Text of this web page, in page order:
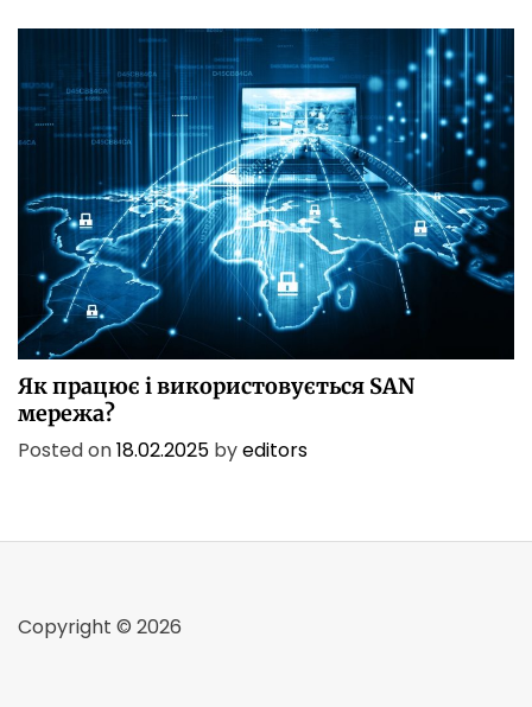
БІЗНЕС ІТ ІТ БЕЗПЕКА
Як працює і використовується SAN
мережа?
Posted on18.02.2025 byeditors
Copyright © 2026